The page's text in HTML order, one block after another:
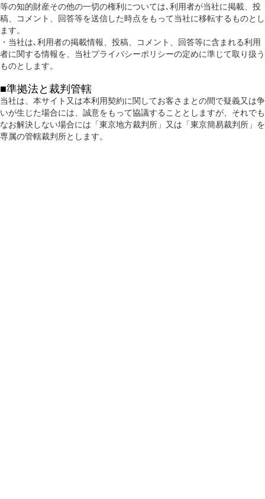
等の知的財産その他の一切の権利については､利用者が当社に掲載、投
稿、コメント、回答等を送信した時点をもって当社に移転するものとし
ます。
・当社は､利用者の掲載情報、投稿、コメント、回答等に含まれる利用
者に関する情報を、当社プライバシーポリシーの定めに準じて取り扱う
ものとします。
■準拠法と裁判管轄
当社は、本サイト又は本利用契約に関してお客さまとの間で疑義又は争
いが生じた場合には、誠意をもって協議することとしますが、それでも
なお解決しない場合には「東京地方裁判所」又は「東京簡易裁判所」を
専属の管轄裁判所とします。